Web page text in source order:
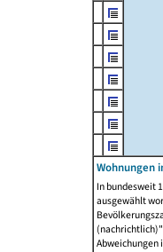
Wohnungen
In bundesweit
ausgewählt
Abweichungen